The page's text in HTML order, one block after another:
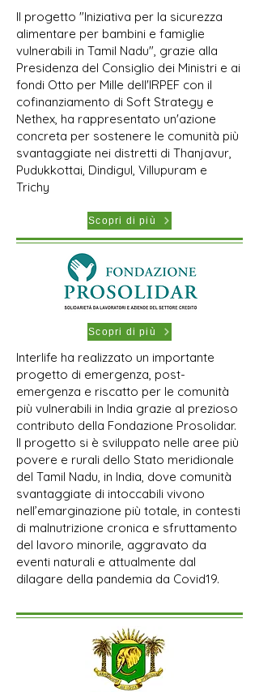
Il progetto "Iniziativa per la sicurezza
alimentare per bambini e famiglie
vulnerabili in Tamil Nadu", grazie alla
Presidenza del Consiglio dei Ministri e ai
fondi Otto per Mille dell'IRPEF con il
cofinanziamento di Soft Strategy e
Nethex, ha rappresentato un'azione
concreta per sostenere le comunità più
svantaggiate nei distretti di Thanjavur,
Pudukkottai, Dindigul, Villupuram e
Trichy
Scopri di più
Scopri di più
Interlife ha realizzato un importante
progetto di emergenza, post-
emergenza e riscatto per le comunità
più vulnerabili in India grazie al prezioso
contributo della Fondazione Prosolidar.
Il progetto si è sviluppato nelle aree più
povere e rurali dello Stato meridionale
del Tamil Nadu, in India, dove comunità
svantaggiate di intoccabili vivono
nell’emarginazione più totale, in contesti
di malnutrizione cronica e sfruttamento
del lavoro minorile, aggravato da
eventi naturali e attualmente dal
dilagare della pandemia da Covid19.